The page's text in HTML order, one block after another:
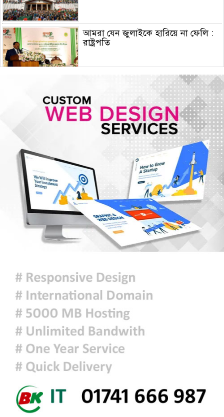
আমরা যেন জুলাইকে হারিয়ে না ফেলি :
রাষ্ট্রপতি
ইরান যুদ্ধে মার্কিন ক্ষেপণাস্ত্র প্রতিরোধী
ব্যবস্থার মজুদ বিপজ্জনক মাত্রায় কমেছে
জুলাই শেষে শেয়ারবাজারে বিও হিসাব
কমেছে প্রায় ২৩ হাজার
৫ আগস্টের গণঅভ্যুত্থান ছিল এদেশের
জনগণের ঐক্যবদ্ধ প্রচেষ্টার ফসল: চিফ
হুইপ
দিল্লিতে গণমাধ্যমের সঙ্গে ক্ষমতাচ্যুত শেখ
হাসিনার আলাপচারিতা নিয়ে ঢাকার ক্ষুব্ধ
প্রতিক্রিয়া
আজকের রাশিফল
ফ্যাসিবাদবিরোধী আন্দোলনে হত্যাকাণ্ডের
বিচার হবে স্বচ্ছ, নিরপেক্ষ ও বিশ্বাসযোগ্য
: প্রধানমন্ত্রী